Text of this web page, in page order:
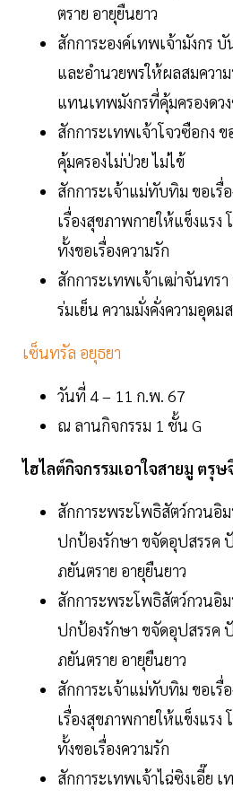
ตราย อายุยืนยาว
สักการะองค์เทพเจ้ามังกร
และอำนวยพรให้ผลสมควา
แทนเทพมังกรที่คุ้มครองดว
สักการะเทพเจ้าโจวซือกง
คุ้มครองไม่ป่วย ไม่ไข้
สักการะเจ้าแม่ทับทิม ขอเรื่
เรื่องสุขภาพกายให้แข็งแรง
ทั้งขอเรื่องความรัก
สักการะเทพเจ้าเฒ่าจันทร
ร่มเย็น ความมั่งคั่งความอุด
เซ็นทรัล อยุธยา
วันที่ 4 – 11 ก.พ. 67
ณ ลานกิจกรรม 1 ชั้น G
ไฮไลต์กิจกรรมเอาใจสายมู ตรุ
สักการะพระโพธิสัตว์กวนอิ
ปกป้องรักษา ขจัดอุปสรรค
ภยันตราย อายุยืนยาว
สักการะพระโพธิสัตว์กวนอิ
ปกป้องรักษา ขจัดอุปสรรค
ภยันตราย อายุยืนยาว
สักการะเจ้าแม่ทับทิม ขอเรื่
เรื่องสุขภาพกายให้แข็งแรง
ทั้งขอเรื่องความรัก
สักการะเทพเจ้าไฉ่ซิงเอี๊ย